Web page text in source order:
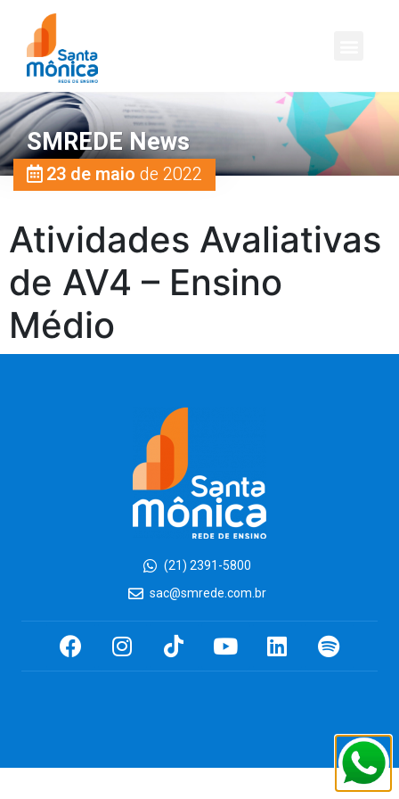
SMREDE News
23 de maio de 2022
Atividades Avaliativas
de AV4 – Ensino
Médio
(21) 2391-5800
sac@smrede.com.br